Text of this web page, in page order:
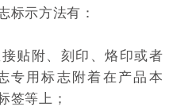
标示方法有：
附、刻印、烙印或者
专用标志附着在产品本
签等上；